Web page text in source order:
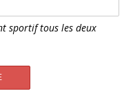
sportif tous les deux